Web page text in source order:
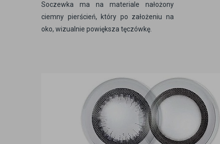
Soczewka ma na materiale nałożony
ciemny pierścień, który po założeniu na
oko, wizualnie powiększa tęczówkę.